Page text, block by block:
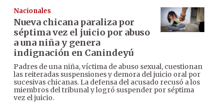
Nacionales
Nueva chicana paraliza por
séptima vez el juicio por abuso
a una niña y genera
indignación en Canindeyú
Padres de una niña, víctima de abuso sexual, cuestionan
las reiteradas suspensiones y demora del juicio oral por
sucesivas chicanas. La defensa del acusado recusó a los
miembros del tribunal y logró suspender por séptima
vez el juicio.